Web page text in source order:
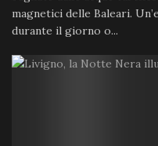
magnetici delle Baleari.
durante il giorno o...